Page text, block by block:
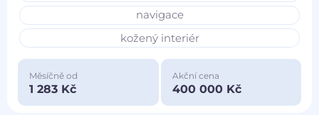
navigace
kožený interiér
Měsíčně od
1 283 Kč
Akční cena
400 000 Kč